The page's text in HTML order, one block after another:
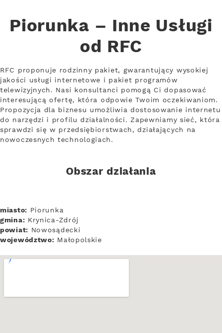
Piorunka – Inne Usługi
od RFC
RFC proponuje rodzinny pakiet, gwarantujący wysokiej
jakości usługi internetowe i pakiet programów
telewizyjnych. Nasi konsultanci pomogą Ci dopasować
interesującą ofertę, która odpowie Twoim oczekiwaniom.
Propozycja dla biznesu umożliwia dostosowanie internetu
do narzędzi i profilu działalności. Zapewniamy sieć, która
sprawdzi się w przedsiębiorstwach, działających na
nowoczesnych technologiach.
Obszar działania
miasto: Piorunka
gmina: Krynica-Zdrój
powiat: Nowosądecki
województwo: Małopolskie